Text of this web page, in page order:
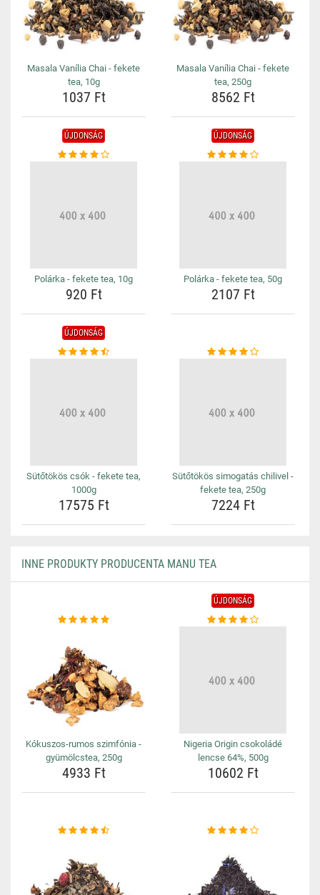
Masala Vanília Chai - fekete
tea, 10g
1037 Ft
Masala Vanília Chai - fekete
tea, 250g
8562 Ft
ÚJDONSÁG
Polárka - fekete tea, 10g
920 Ft
ÚJDONSÁG
Polárka - fekete tea, 50g
2107 Ft
ÚJDONSÁG
Sütőtökös csók - fekete tea,
1000g
17575 Ft
Sütőtökös simogatás chilivel -
fekete tea, 250g
7224 Ft
INNE PRODUKTY PRODUCENTA MANU TEA
Kókuszos-rumos szimfónia -
gyümölcstea, 250g
4933 Ft
ÚJDONSÁG
Nigeria Origin csokoládé
lencse 64%, 500g
10602 Ft